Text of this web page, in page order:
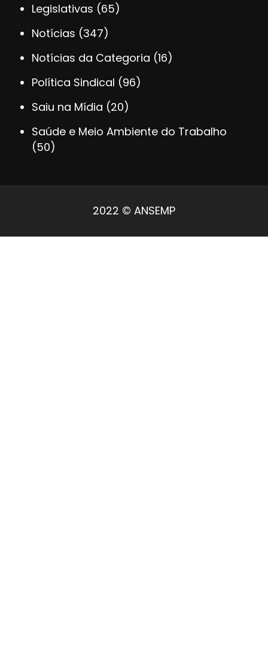
Legislativas (65)
Notícias (347)
Notícias da Categoria (16)
Política Sindical (96)
Saiu na Mídia (20)
Saúde e Meio Ambiente do Trabalho
(50)
2022 © ANSEMP